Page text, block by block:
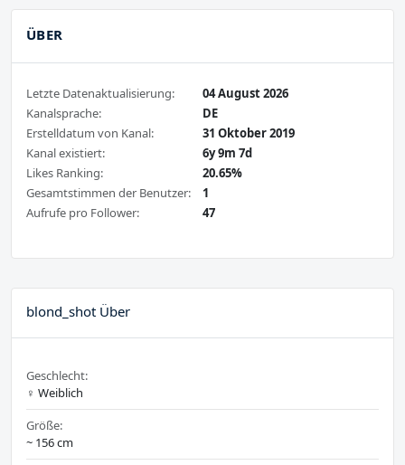
ÜBER
Letzte Datenaktualisierung:
04 August 2026
Kanalsprache:
DE
Erstelldatum von Kanal:
31 Oktober 2019
Kanal existiert:
6y 9m 7d
Likes Ranking:
20.65%
Gesamtstimmen der Benutzer:
1
Aufrufe pro Follower:
47
blond_shot Über
Geschlecht:
♀️ Weiblich
Größe:
~ 156 cm